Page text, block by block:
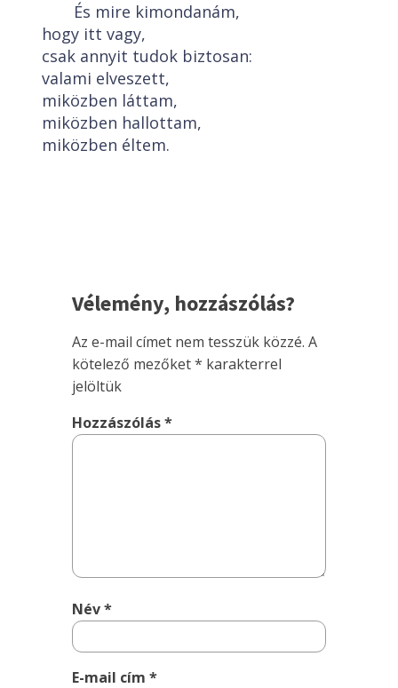
És mire kimondanám,
hogy itt vagy,
csak annyit tudok biztosan:
valami elveszett,
miközben láttam,
miközben hallottam,
miközben éltem.
Vélemény, hozzászólás?
Az e-mail címet nem tesszük közzé. A
kötelező mezőket* karakterrel
jelöltük
Hozzászólás*
Név*
E-mail cím*